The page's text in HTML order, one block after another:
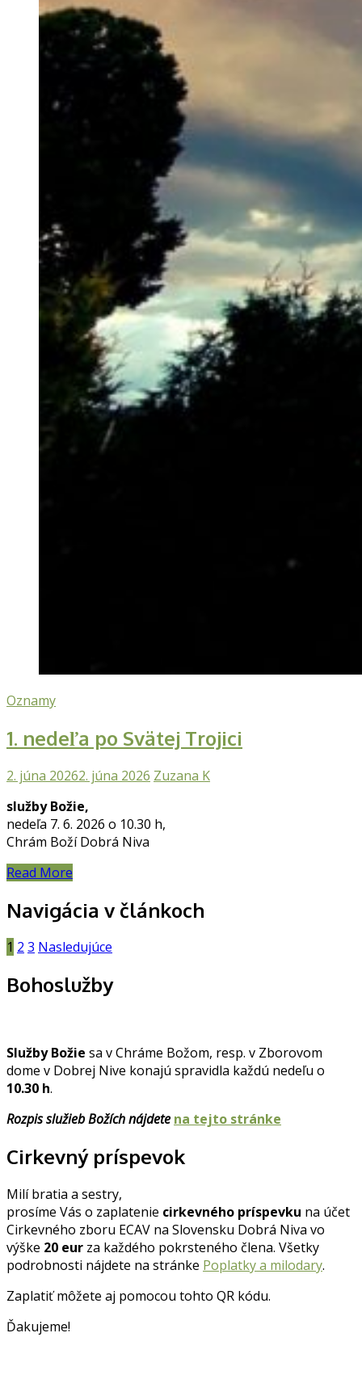
Oznamy
1. nedeľa po Svätej Trojici
2. júna 20262. júna 2026 Zuzana K
služby Božie,
nedeľa 7. 6. 2026 o 10.30 h,
Chrám Boží Dobrá Niva
Read More
Navigácia v článkoch
1 2 3 Nasledujúce
Bohoslužby
Služby Božie sa v Chráme Božom, resp. v Zborovom
dome v Dobrej Nive konajú spravidla každú nedeľu o
10.30 h.
Rozpis služieb Božích nájdete na tejto stránke
Cirkevný príspevok
Milí bratia a sestry,
prosíme Vás o zaplatenie cirkevného príspevku na účet
Cirkevného zboru ECAV na Slovensku Dobrá Niva vo
výške 20 eur za každého pokrsteného člena. Všetky
podrobnosti nájdete na stránke Poplatky a milodary.
Zaplatiť môžete aj pomocou tohto QR kódu.
Ďakujeme!